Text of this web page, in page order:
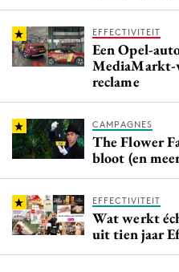
EFFECTIVITEIT
Een Opel-
MediaMarkt-
reclame
CAMPAGNES
The Flower
bloot (en
EFFECTIVITEIT
Wat werkt
uit tien jaar